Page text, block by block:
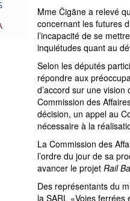
Mme Čigāne a relevé
concernant les futures
l’incapacité de se
inquiétudes quant au
Selon les députés
répondre aux
d’accord sur une
Commission des
décision, un appel au
nécessaire à la
La Commission des
l’ordre du jour de sa
avancer le projet Rail
Des représentants du
la SARL «Voies